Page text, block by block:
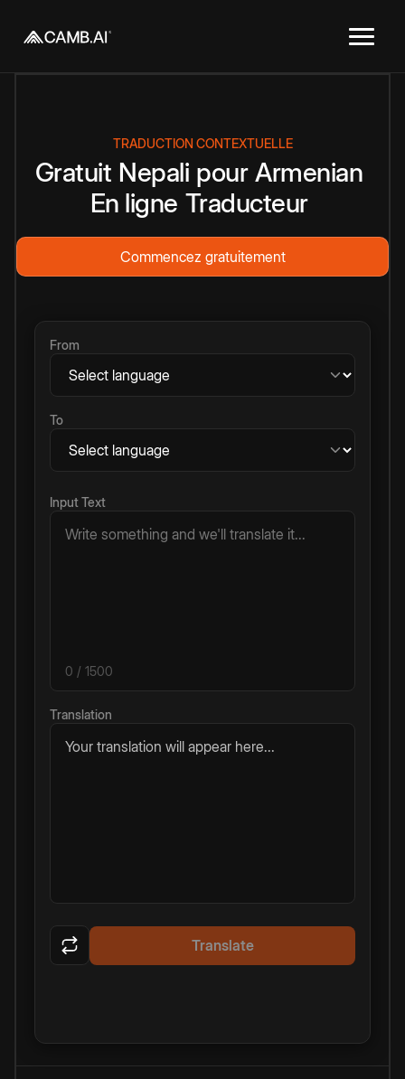
TRADUCTION CONTEXTUELLE
Gratuit Nepali pour Armenian
En ligne Traducteur
Commencez gratuitement
From
To
Input Text
0 / 1500
Translation
Your translation will appear here...
Translate